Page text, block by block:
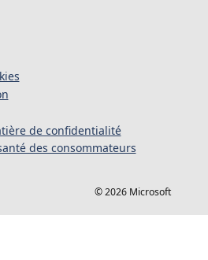
de confidentialité
des consommateurs
© 2026 Microsoft